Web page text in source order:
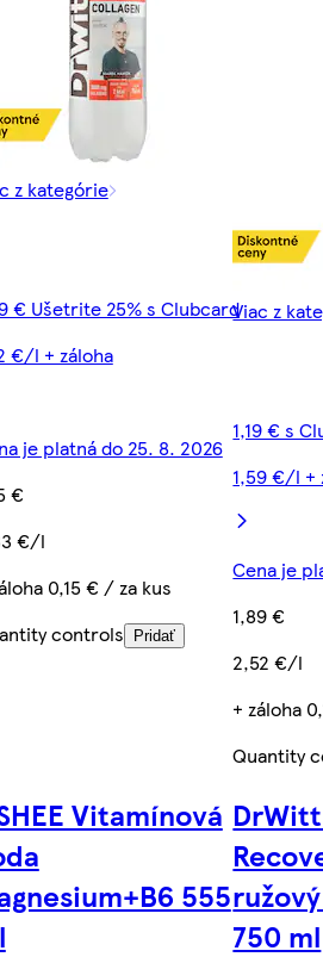
z kategórie
€ Ušetrite 25% s Clubcard
€/l + záloha
je platná do 25. 8. 2026
€
€/l
0,15 € / za kus
controls
Pridať
Viac z
1,19 € s
1,59 €/l +
Cena je
1,89 €
2,52 €/l
+ záloha
Quantity
Vitamínová
555
750 ml